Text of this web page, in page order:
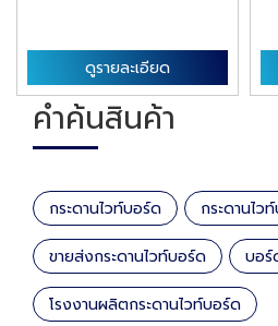
ดูรายละเอียด
คำค้นสินค้า
กระดานไวท์บอร์ด กระดานไ
ขายส่งกระดานไวท์บอร์ด บอร์
โรงงานผลิตกระดานไวท์บอร์ด